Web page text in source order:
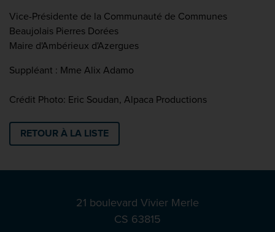
Vice-Présidente de la Communauté de Communes
Beaujolais Pierres Dorées
Maire d'Ambérieux d'Azergues
Suppléant : Mme Alix Adamo
Crédit Photo: Eric Soudan, Alpaca Productions
RETOUR À LA LISTE
21 boulevard Vivier Merle
CS 63815